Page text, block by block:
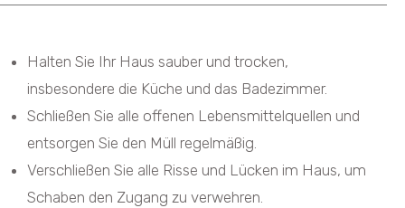
Halten Sie Ihr Haus sauber und trocken,
insbesondere die Küche und das Badezimmer.
Schließen Sie alle offenen Lebensmittelquellen und
entsorgen Sie den Müll regelmäßig.
Verschließen Sie alle Risse und Lücken im Haus, um
Schaben den Zugang zu verwehren.